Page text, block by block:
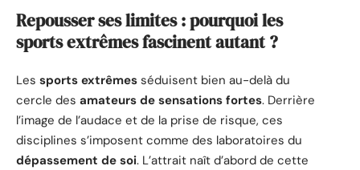
Repousser ses limites : pourquoi les
sports extrêmes fascinent autant ?
Les sports extrêmes séduisent bien au-delà du
cercle des amateurs de sensations fortes. Derrière
l’image de l’audace et de la prise de risque, ces
disciplines s’imposent comme des laboratoires du
dépassement de soi. L’attrait naît d’abord de cette